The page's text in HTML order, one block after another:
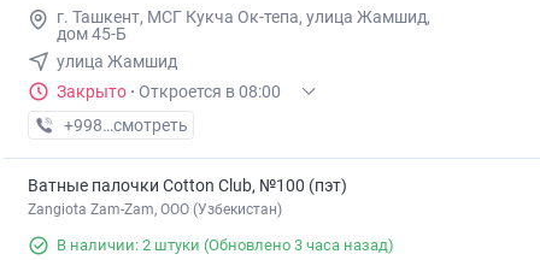
г. Ташкент, МСГ Кукча Ок-тепа, улица Жамшид,
дом 45-Б
улица Жамшид
Закрыто · Откроется в 08:00
+998 (70) XXX-XX-XX
смотреть
Ватные палочки Cotton Club, №100 (пэт)
Zangiota Zam-Zam, OOO (Узбекистан)
В наличии: 2 штуки (Обновлено 3 часа назад)